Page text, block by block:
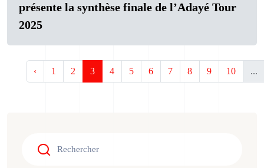
présente la synthèse finale de l’Adayé Tour
2025
‹ 1 2 3 4 5 6 7 8 9 10 ...